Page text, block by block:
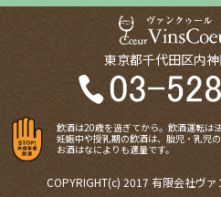
東京都千代田区内
飲酒は20歳を過ぎてから。飲酒運転は
妊娠中や授乳期の飲酒は、胎児・乳児
お酒はなによりも適量です。
COPYRIGHT(c) 2017 有限会社ヴ